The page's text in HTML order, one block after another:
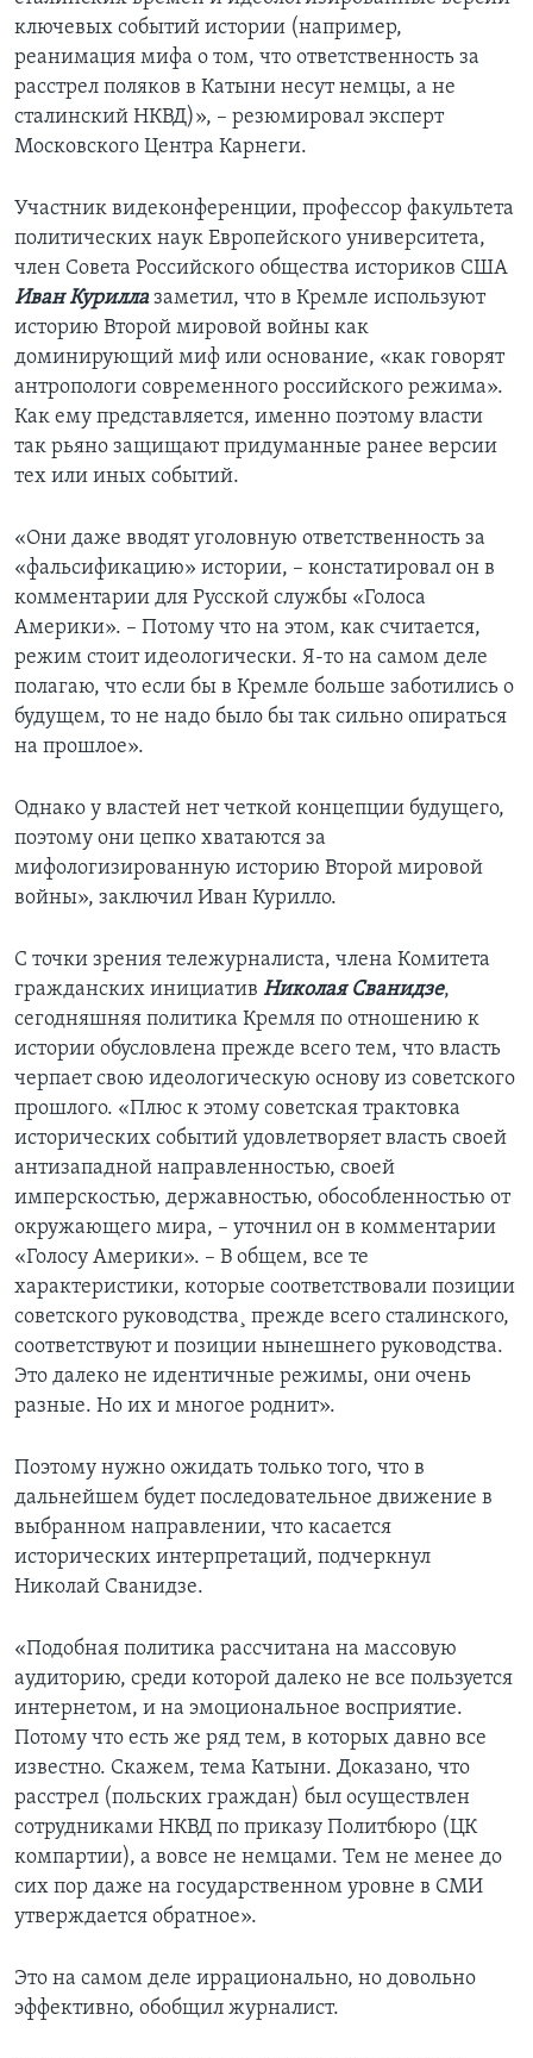
ключевых событий истории (например,
реанимация мифа о том, что ответственность за
расстрел поляков в Катыни несут немцы, а не
сталинский НКВД)», – резюмировал эксперт
Московского Центра Карнеги.
Участник видеконференции, профессор факультета
политических наук Европейского университета,
член Совета Российского общества историков США
Иван Куриллазаметил, что в Кремле используют
историю Второй мировой войны как
доминирующий миф или основание, «как говорят
антропологи современного российского режима».
Как ему представляется, именно поэтому власти
так рьяно защищают придуманные ранее версии
тех или иных событий.
«Они даже вводят уголовную ответственность за
«фальсификацию» истории, – констатировал он в
комментарии для Русской службы «Голоса
Америки». – Потому что на этом, как считается,
режим стоит идеологически. Я-то на самом деле
полагаю, что если бы в Кремле больше заботились о
будущем, то не надо было бы так сильно опираться
на прошлое».
Однако у властей нет четкой концепции будущего,
поэтому они цепко хватаются за
мифологизированную историю Второй мировой
войны», заключил Иван Курилло.
С точки зрения тележурналиста, члена Комитета
гражданских инициатив Николая Сванидзе,
сегодняшняя политика Кремля по отношению к
истории обусловлена прежде всего тем, что власть
черпает свою идеологическую основу из советского
прошлого. «Плюс к этому советская трактовка
исторических событий удовлетворяет власть своей
антизападной направленностью, своей
имперскостью, державностью, обособленностью от
окружающего мира, – уточнил он в комментарии
«Голосу Америки». – В общем, все те
характеристики, которые соответствовали позиции
советского руководства¸ прежде всего сталинского,
соответствуют и позиции нынешнего руководства.
Это далеко не идентичные режимы, они очень
разные. Но их и многое роднит».
Поэтому нужно ожидать только того, что в
дальнейшем будет последовательное движение в
выбранном направлении, что касается
исторических интерпретаций, подчеркнул
Николай Сванидзе.
«Подобная политика рассчитана на массовую
аудиторию, среди которой далеко не все пользуется
интернетом, и на эмоциональное восприятие.
Потому что есть же ряд тем, в которых давно все
известно. Скажем, тема Катыни. Доказано, что
расстрел (польских граждан) был осуществлен
сотрудниками НКВД по приказу Политбюро (ЦК
компартии), а вовсе не немцами. Тем не менее до
сих пор даже на государственном уровне в СМИ
утверждается обратное».
Это на самом деле иррационально, но довольно
эффективно, обобщил журналист.